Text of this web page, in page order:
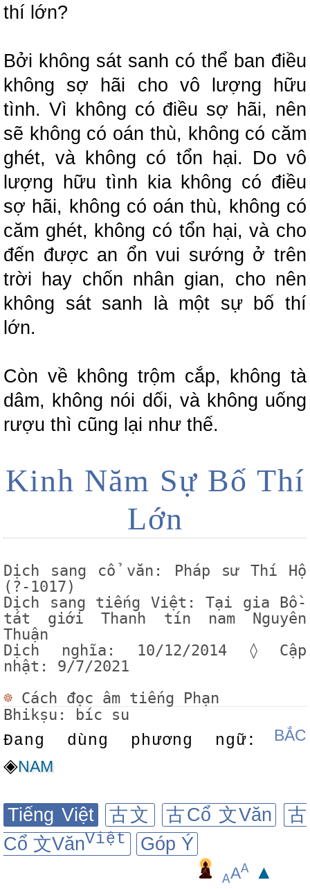
thí lớn?
Bởi không sát sanh có thể ban điều
không sợ hãi cho vô lượng hữu
tình. Vì không có điều sợ hãi, nên
sẽ không có oán thù, không có căm
ghét, và không có tổn hại. Do vô
lượng hữu tình kia không có điều
sợ hãi, không có oán thù, không có
căm ghét, không có tổn hại, và cho
đến được an ổn vui sướng ở trên
trời hay chốn nhân gian, cho nên
không sát sanh là một sự bố thí
lớn.
Còn về không trộm cắp, không tà
dâm, không nói dối, và không uống
rượu thì cũng lại như thế.
Kinh Năm Sự Bố Thí
Lớn
Dịch sang cổ văn:
Pháp sư Thí Hộ
(?-1017)
Dịch sang tiếng Việt:
Tại gia Bồ-
tát giới Thanh tín nam Nguyên
Thuận
Dịch nghĩa: 10/12/2014 ◊ Cập
nhật: 9/7/2021
☸ Cách đọc âm tiếng Phạn
Bhikṣu: bíc su
Đang dùng phương ngữ: BẮC
◈NAM
Tiếng Việt 古文 古Cổ 文Văn
古
Cổ 文VănViệt Góp Ý
AAA ▲